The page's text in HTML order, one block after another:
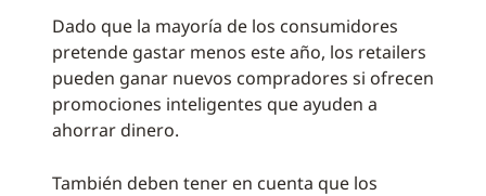
Dado que la mayoría de los consumidores
pretende gastar menos este año, los retailers
pueden ganar nuevos compradores si ofrecen
promociones inteligentes que ayuden a
ahorrar dinero.
También deben tener en cuenta que los